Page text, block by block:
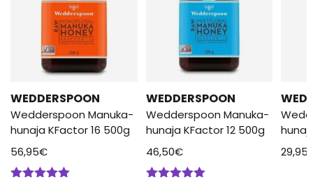
WEDDERSPOON
Wedderspoon Manuka-
hunaja KFactor 16 500g
56,95€
WEDDERSPOON
Wedderspoon Manuka-
hunaja KFactor 12 500g
46,50€
29,95